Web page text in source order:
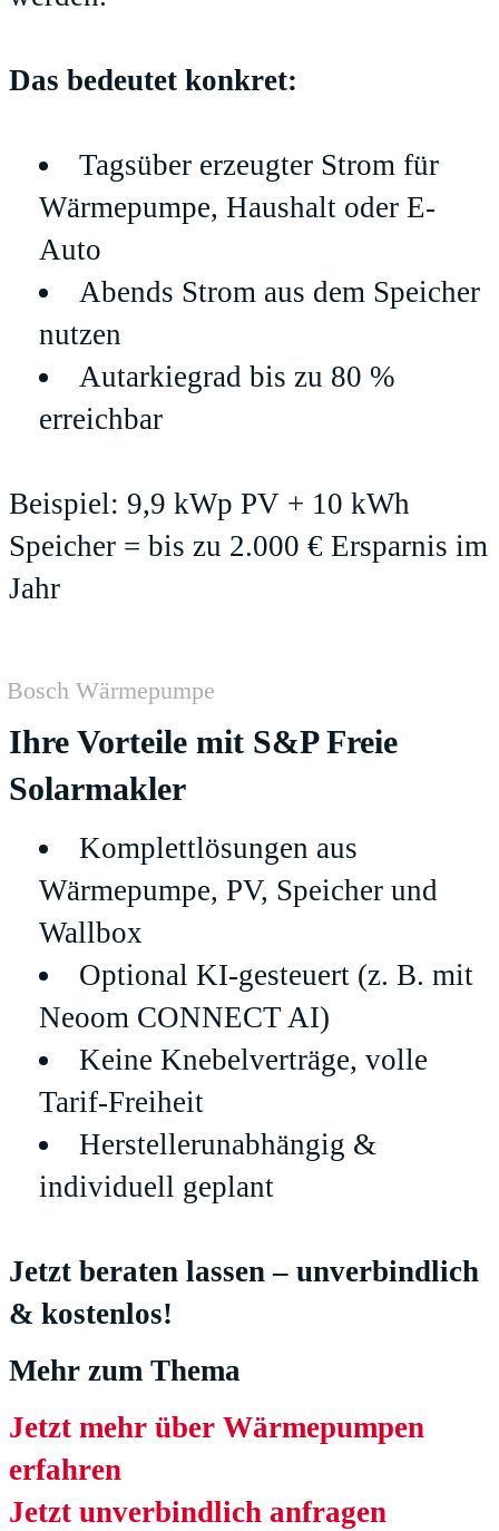
Das bedeutet konkret:
Tagsüber erzeugter Strom für
Wärmepumpe, Haushalt oder E-
Auto
Abends Strom aus dem Speicher
nutzen
Autarkiegrad bis zu 80 %
erreichbar
Beispiel: 9,9 kWp PV + 10 kWh
Speicher = bis zu 2.000 € Ersparnis im
Jahr
Bosch Wärmepumpe
Ihre Vorteile mit S&P Freie
Solarmakler
Komplettlösungen aus
Wärmepumpe, PV, Speicher und
Wallbox
Optional KI-gesteuert (z. B. mit
Neoom CONNECT AI)
Keine Knebelverträge, volle
Tarif-Freiheit
Herstellerunabhängig &
individuell geplant
Jetzt beraten lassen – unverbindlich
& kostenlos!
Mehr zum Thema
Jetzt mehr über Wärmepumpen
erfahren
Jetzt unverbindlich anfragen